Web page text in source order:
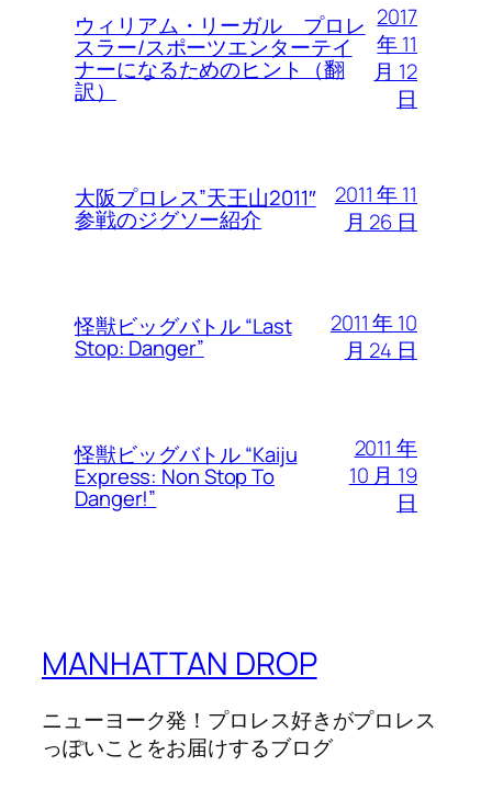
ウィリアム・リーガル プロレ
スラー/スポーツエンターテイ
ナーになるためのヒント（翻
訳）
2017
年 11
月 12
日
大阪プロレス”天王山2011″
参戦のジグソー紹介
2011 年 11
月 26 日
怪獣ビッグバトル “Last
Stop: Danger”
2011 年 10
月 24 日
怪獣ビッグバトル “Kaiju
Express: Non Stop To
Danger!”
2011 年
10 月 19
日
MANHATTAN DROP
ニューヨーク発！プロレス好きがプロレス
っぽいことをお届けするブログ